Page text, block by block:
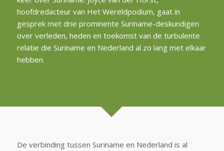
hoofdredacteur van Het Wereldpodium, gaat in
gesprek met drie prominente Suriname-deskundigen
over verleden, heden en toekomst van de turbulente
relatie die Suriname en Nederland al zo lang met elkaar
hebben.
De verbinding tussen Suriname en Nederland is al